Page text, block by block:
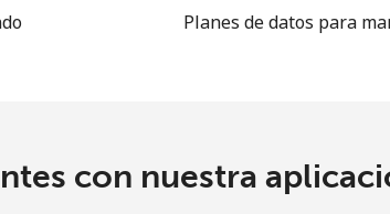
Planes de datos para
con nuestra